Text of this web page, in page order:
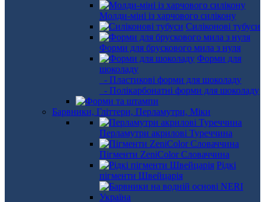
Молди-міні із харчового силікону
Силіконові тубуси
Форми для брускового мила з нуля
Форми для
шоколаду
- Пластикові форми для шоколаду
- Полікарбонатні форми для шоколаду
Барвники, Гліттери, Перламутри, Міки
Перламутри акрилові Туреччина
Пігменти ZeniColor Словаччина
Рідкі
пігменти Швейцарія